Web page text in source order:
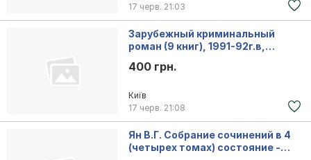
17 черв. 21:03
Зарубежный криминальный
роман (9 книг), 1991-92г.в,
400 грн.
Київ
17 черв. 21:08
Ян В.Г. Собрание сочинений в 4
(четырех томах) состояние -